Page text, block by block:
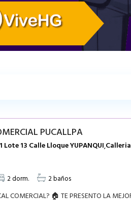
PUCALLPA
13 Calle Lloque YUPANQUI,Calleria
2 dorm. 2 baños